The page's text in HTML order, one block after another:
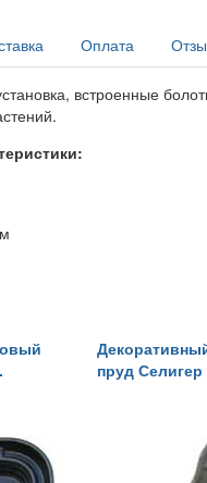
Оплата
встроенные
пруд Селигер